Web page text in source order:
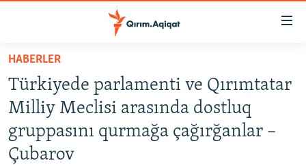
Esas
qaytmaq
Baş
navigatsiyağa
qaytmaq
Qıdıruvğa
HABERLER
SİYASET
İQTİSADİYAT
CEMİYET
HABERLER
Türkiyede parlamenti ve Qırımtatar
Milliy Meclisi arasında dostluq
gruppasını qurmağa çağırğanlar –
Çubarov